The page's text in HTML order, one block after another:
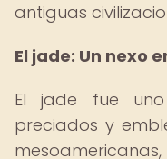
antiguas
El jade: Un nexo
El jade fue
preciados y